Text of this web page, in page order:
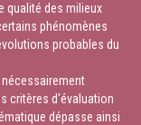
qualité des milieux
phénomènes
probables du
nécessairement
critères d'évaluation
dépasse ainsi